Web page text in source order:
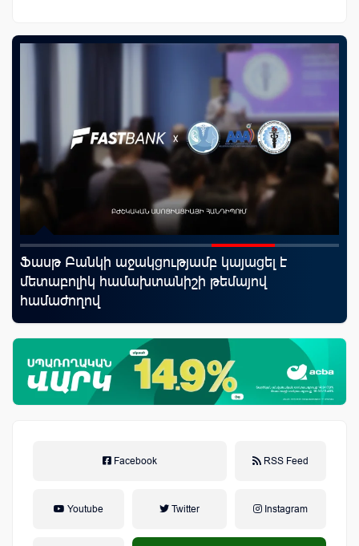
Ֆասթ Բանկի աջակցությամբ կայացել է
մետաբոլիկ համախտանիշի թեմայով
համաժողով
Facebook RSS Feed
Youtube Twitter Instagram